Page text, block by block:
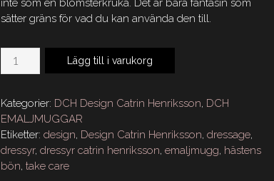
inte som en blomsterkruka. Det är bara fantasin som
sätter gräns för vad du kan använda den till.
DCH
Emaljmugg
Care
Circle
mängd
Lägg till i varukorg
Kategorier: DCH Design Catrin Henriksson, DCH
EMALJMUGGAR
Etiketter:design, Design Catrin Henriksson,dressage,
dressyr,dressyr catrin henriksson,emaljmugg, hästens
bön,take care